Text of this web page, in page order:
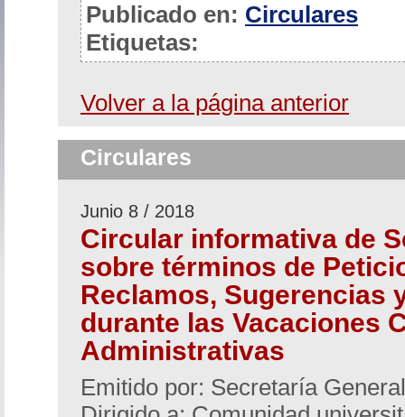
Publicado en: Circulares
Etiquetas:
Volver a la página anterior
Circulares
Junio 8 / 2018
Circular informativa de
sobre términos de
Reclamos, Sugerencias
durante las Vacaciones
Administrativas
Emitido por: Secretaría General